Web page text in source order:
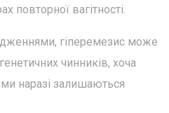
повторної вагітності.
гіперемезис може
чинників, хоча
наразі залишаються